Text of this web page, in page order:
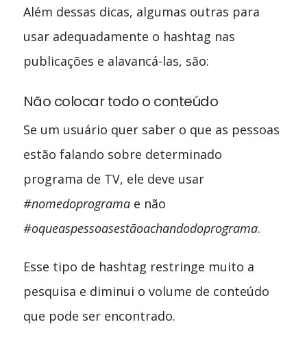
Além dessas dicas, algumas outras para
usar adequadamente o hashtag nas
publicações e alavancá-las, são:
Não colocar todo o conteúdo
Se um usuário quer saber o que as pessoas
estão falando sobre determinado
programa de TV, ele deve usar
#nomedoprogramae não
#oqueaspessoasestãoachandodoprograma.
Esse tipo de hashtag restringe muito a
pesquisa e diminui o volume de conteúdo
que pode ser encontrado.